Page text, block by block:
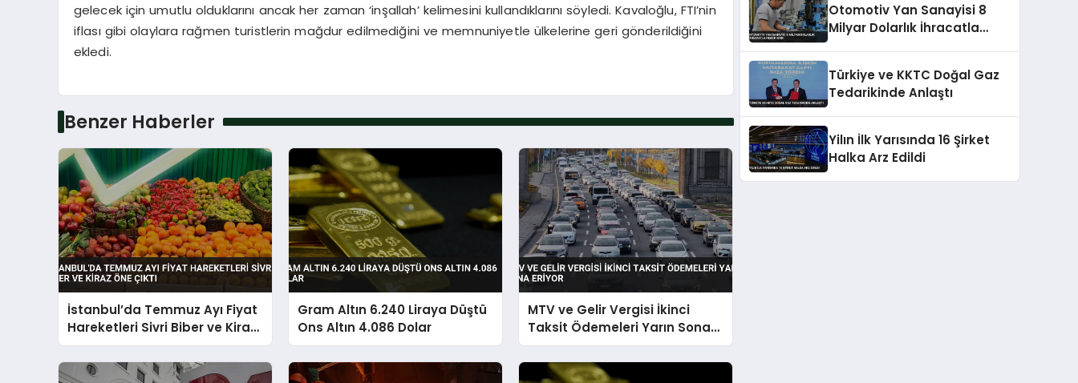
gelecek için umutlu olduklarını ancak her zaman ‘inşallah’ kelimesini kullandıklarını söyledi. Kavaloğlu, FTI’nin
iflası gibi olaylara rağmen turistlerin mağdur edilmediğini ve memnuniyetle ülkelerine geri gönderildiğini
ekledi.
Benzer Haberler
İstanbul’da Temmuz Ayı Fiyat
Hareketleri Sivri Biber ve Kiraz
Öne Çıktı
Gram Altın 6.240 Liraya Düştü
Ons Altın 4.086 Dolar
MTV ve Gelir Vergisi İkinci
Taksit Ödemeleri Yarın Sona
Eriyor
Otomotiv Yan Sanayisi 8
Milyar Dolarlık İhracatla
Türkiye ve KKTC Doğal Gaz
Tedarikinde Anlaştı
Yilın İlk Yarısında 16 Şirket
Halka Arz Edildi